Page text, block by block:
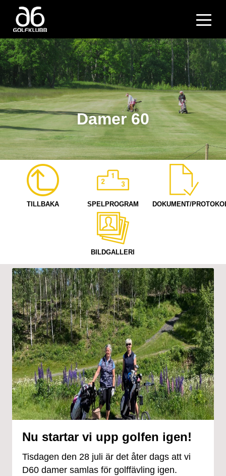
Damer 60
TILLBAKA SPELPROGRAM DOKUMENT/
BILDGALLERI
Nu startar vi upp golfen igen!
Tisdagen den 28 juli är det åter dags att vi
D60 damer samlas för golffävling igen.